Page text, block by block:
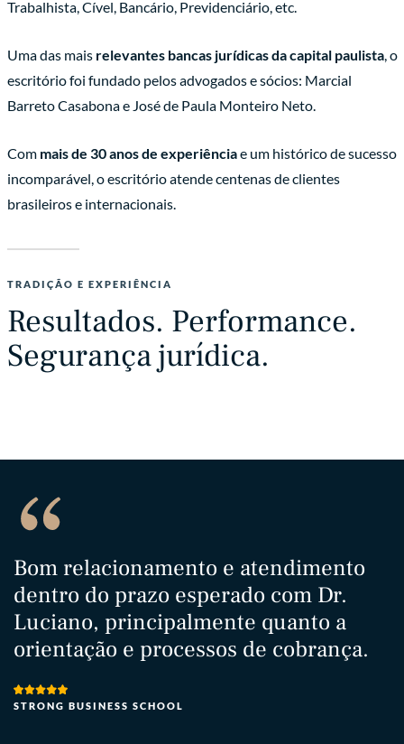
Trabalhista, Cível, Bancário, Previdenciário, etc.
Uma das mais relevantes bancas jurídicas da capital paulista, o
escritório foi fundado pelos advogados e sócios: Marcial
Barreto Casabona e José de Paula Monteiro Neto.
Com mais de 30 anos de experiênciae um histórico de sucesso
incomparável, o escritório atende centenas de clientes
brasileiros e internacionais.
TRADIÇÃO E EXPERIÊNCIA
Resultados. Performance.
Segurança jurídica.
Bom relacionamento e atendimento
dentro do prazo esperado com Dr.
Luciano, principalmente quanto a
orientação e processos de cobrança.
STRONG BUSINESS SCHOOL